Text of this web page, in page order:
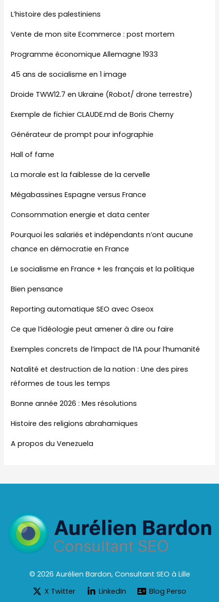
L’histoire des palestiniens
Vente de mon site Ecommerce : post mortem
Programme économique Allemagne 1933
45 ans de socialisme en 1 image
Droide TWW12.7 en Ukraine (Robot/ drone terrestre)
Exemple de fichier CLAUDE.md de Boris Cherny
Générateur de prompt pour infographie
Hall of fame
La morale est la faiblesse de la cervelle
Mégabassines Espagne versus France
Consommation energie et data center
Pourquoi les salariés et indépendants n’ont aucune
chance en démocratie en France
Le socialisme en France + les français et la politique
Bien pensance
Reporting automatique SEO avec Oseox
Ce que l’idéologie peut amener à dire ou faire
Exemples concrets de l’impact de l’IA pour l’humanité
Natalité et destruction de la nation : Une des pires
réformes de tous les temps
Bonne année 2026 : Mes résolutions
Histoire des religions abrahamiques
A propos du Venezuela
© 2026 Aurélien Bardon, Consultant SEO à Lille
X Twitter
LinkedIn Blog Perso